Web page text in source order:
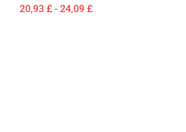
20,93 £ - 24,09 £